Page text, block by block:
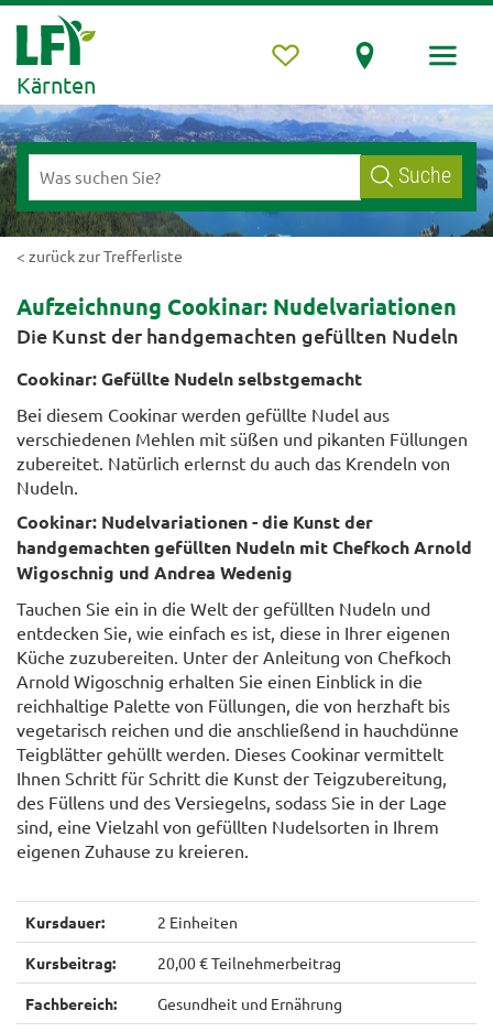
Kärnten
Suche
< zurück zur Trefferliste
Aufzeichnung Cookinar: Nudelvariationen
Die Kunst der handgemachten gefüllten Nudeln
Cookinar: Gefüllte Nudeln selbstgemacht
Bei diesem Cookinar werden gefüllte Nudel aus
verschiedenen Mehlen mit süßen und pikanten Füllungen
zubereitet. Natürlich erlernst du auch das Krendeln von
Nudeln.
Cookinar: Nudelvariationen - die Kunst der
handgemachten gefüllten Nudeln mit Chefkoch Arnold
Wigoschnig und Andrea Wedenig
Tauchen Sie ein in die Welt der gefüllten Nudeln und
entdecken Sie, wie einfach es ist, diese in Ihrer eigenen
Küche zuzubereiten. Unter der Anleitung von Chefkoch
Arnold Wigoschnig erhalten Sie einen Einblick in die
reichhaltige Palette von Füllungen, die von herzhaft bis
vegetarisch reichen und die anschließend in hauchdünne
Teigblätter gehüllt werden. Dieses Cookinar vermittelt
Ihnen Schritt für Schritt die Kunst der Teigzubereitung,
des Füllens und des Versiegelns, sodass Sie in der Lage
sind, eine Vielzahl von gefüllten Nudelsorten in Ihrem
eigenen Zuhause zu kreieren.
Kursdauer: 2 Einheiten
Kursbeitrag: 20,00 € Teilnehmerbeitrag
Fachbereich: Gesundheit und Ernährung